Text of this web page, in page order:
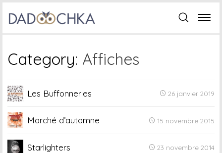
Category: Affiches
Les Buffonneries 26 janvier 2019
Marché d’automne 15 novembre 2015
Starlighters 23 novembre 2014